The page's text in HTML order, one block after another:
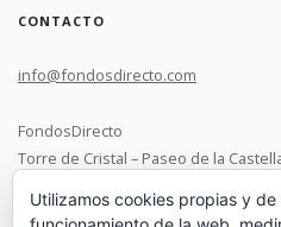
CONTACTO
info@fondosdirecto.com
FondosDirecto
Torre de Cristal – Paseo de la
Utilizamos cookies propias y